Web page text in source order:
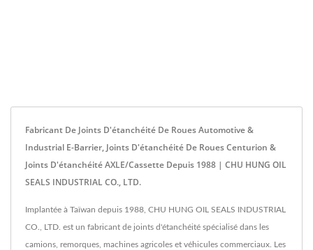
Fabricant De Joints D'étanchéité De Roues Automotive &
Industrial E-Barrier, Joints D'étanchéité De Roues Centurion &
Joints D'étanchéité AXLE/Cassette Depuis 1988 | CHU HUNG OIL
SEALS INDUSTRIAL CO., LTD.
Implantée à Taïwan depuis 1988, CHU HUNG OIL SEALS INDUSTRIAL
CO., LTD. est un fabricant de joints d'étanchéité spécialisé dans les
camions, remorques, machines agricoles et véhicules commerciaux. Les